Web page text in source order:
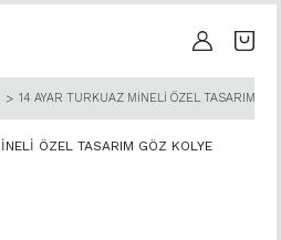
14 AYAR TURKUAZ MİNELİ ÖZEL TASARIM